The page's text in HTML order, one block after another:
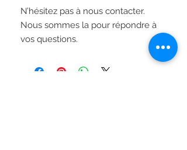
N’hésitez pas à nous contacter.
Nous sommes la pour répondre à
vos questions.